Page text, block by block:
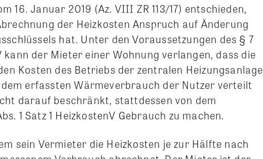
16. Januar 2019 (Az. VIII ZR 113/17) entschieden,
der Heizkosten Anspruch auf Änderung
hat. Unter den Voraussetzungen des § 7
kann der Mieter einer Wohnung verlangen, dass die
Kosten des Betriebs der zentralen Heizungsanlage
erfassten Wärmeverbrauch der Nutzer verteilt
darauf beschränkt, stattdessen von dem
1 Satz 1 HeizkostenV Gebrauch zu machen.
sein Vermieter die Heizkosten je zur Hälfte nach